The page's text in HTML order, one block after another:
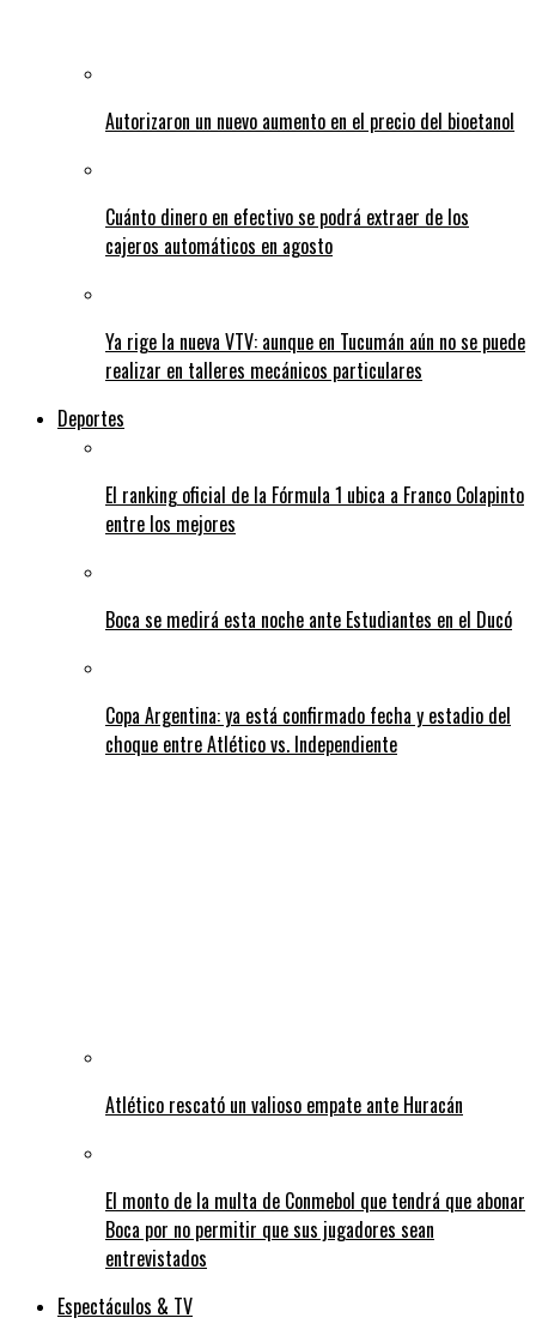
Autorizaron un nuevo aumento en el precio del bioetanol
Cuánto dinero en efectivo se podrá extraer de los
cajeros automáticos en agosto
Ya rige la nueva VTV: aunque en Tucumán aún no se puede
realizar en talleres mecánicos particulares
Deportes
El ranking oficial de la Fórmula 1 ubica a Franco Colapinto
entre los mejores
Boca se medirá esta noche ante Estudiantes en el Ducó
Copa Argentina: ya está confirmado fecha y estadio del
choque entre Atlético vs. Independiente
Atlético rescató un valioso empate ante Huracán
El monto de la multa de Conmebol que tendrá que abonar
Boca por no permitir que sus jugadores sean
entrevistados
Espectáculos & TV